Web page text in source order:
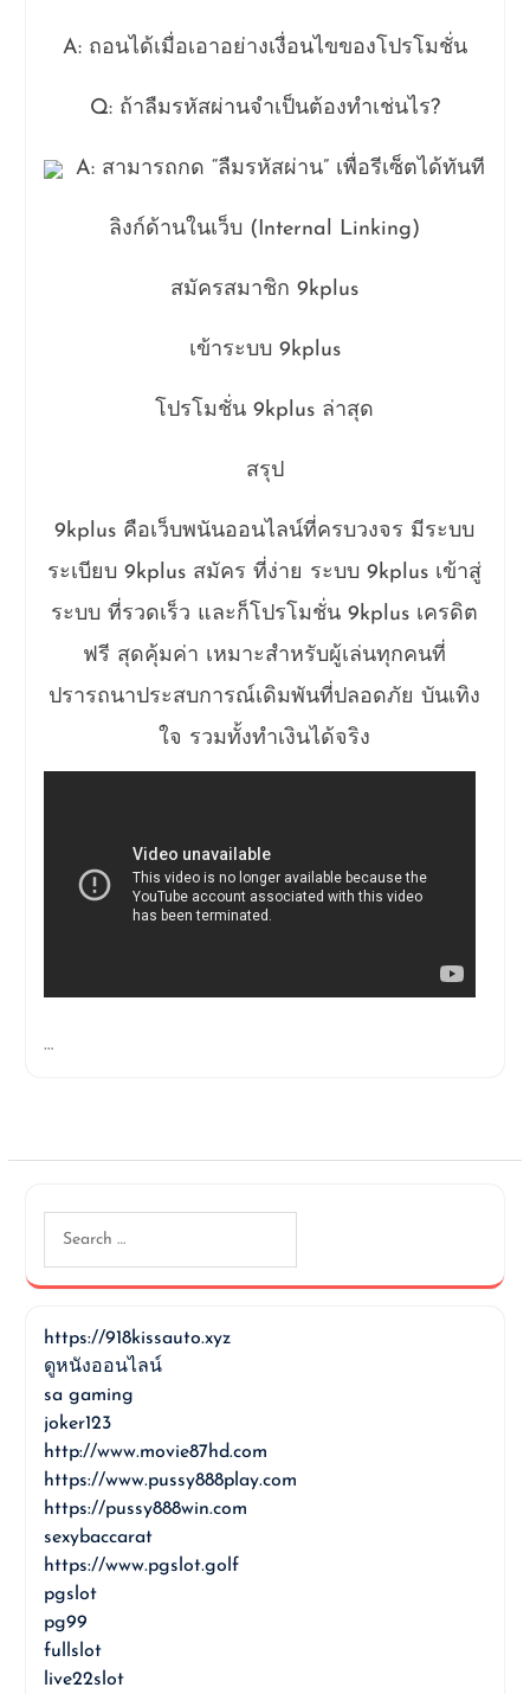
A: ถอนได้เมื่อเอาอย่างเงื่อนไขของโปรโมชั่น
Q: ถ้าลืมรหัสผ่านจำเป็นต้องทำเช่นไร?
A: สามารถกด “ลืมรหัสผ่าน” เพื่อรีเซ็ตได้ทันที
ลิงก์ด้านในเว็บ (Internal Linking)
สมัครสมาชิก 9kplus
เข้าระบบ 9kplus
โปรโมชั่น 9kplus ล่าสุด
สรุป
9kplus คือเว็บพนันออนไลน์ที่ครบวงจร มีระบบ
ระเบียบ 9kplus สมัคร ที่ง่าย ระบบ 9kplus เข้าสู่
ระบบ ที่รวดเร็ว และก็โปรโมชั่น 9kplus เครดิต
ฟรี สุดคุ้มค่า เหมาะสำหรับผู้เล่นทุกคนที่
ปรารถนาประสบการณ์เดิมพันที่ปลอดภัย บันเทิง
ใจ รวมทั้งทำเงินได้จริง
…
Search
for:
https://918kissauto.xyz
ดูหนังออนไลน์
sa gaming
joker123
http://www.movie87hd.com
https://www.pussy888play.com
https://pussy888win.com
sexybaccarat
https://www.pgslot.golf
pgslot
pg99
fullslot
live22slot